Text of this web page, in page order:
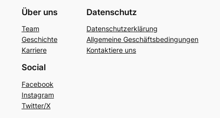
Über uns
Team
Geschichte
Karriere
Datenschutz
Datenschutzerklärung
Allgemeine Geschäftsbedingungen
Kontaktiere uns
Social
Facebook
Instagram
Twitter/X